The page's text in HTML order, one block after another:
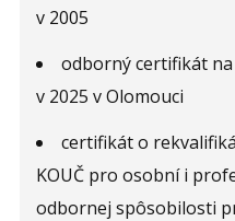
v 2005
odborný certifikát
v 2025 v Olomouci
certifikát o
KOUČ pro osobní i
odbornej spôsobilosti